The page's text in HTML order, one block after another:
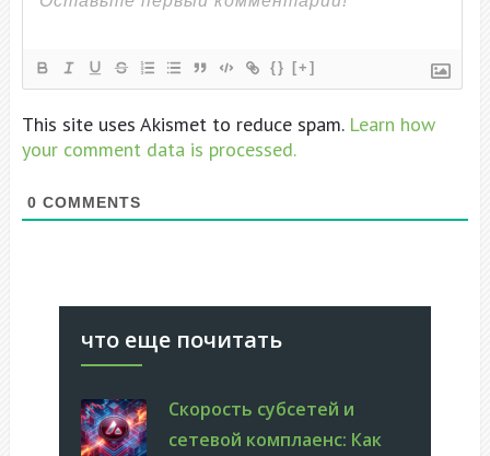
{} [+]
This site uses Akismet to reduce spam. Learn how
your comment data is processed.
0 COMMENTS
что еще почитать
Скорость субсетей и
сетевой комплаенс: Как